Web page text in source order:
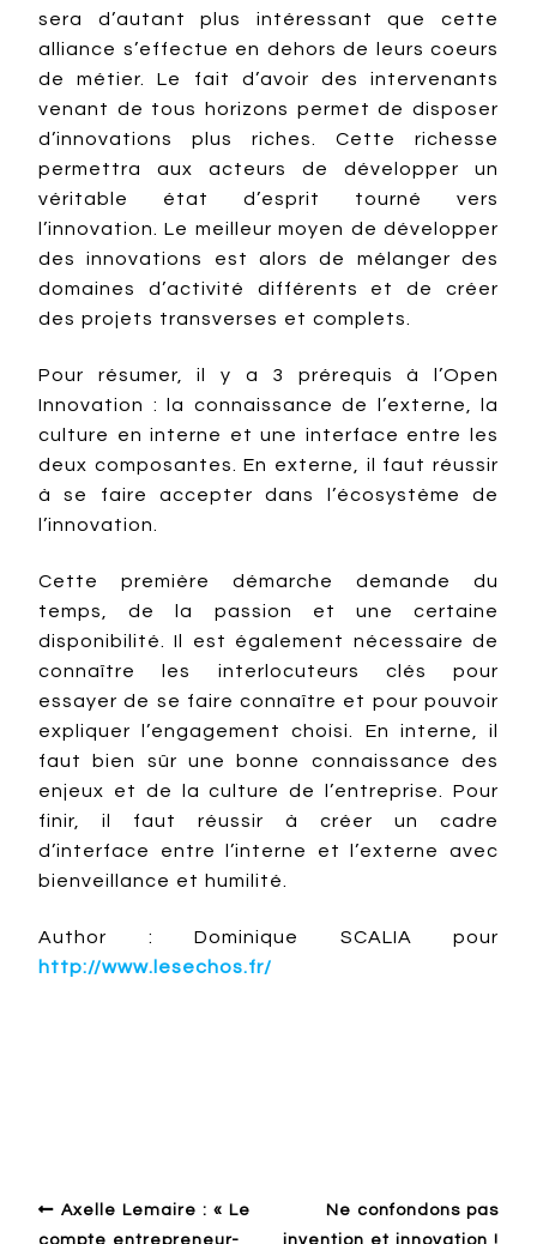
sera d’autant plus intéressant que cette
alliance s’effectue en dehors de leurs coeurs
de métier. Le fait d’avoir des intervenants
venant de tous horizons permet de disposer
d’innovations plus riches. Cette richesse
permettra aux acteurs de développer un
véritable état d’esprit tourné vers
l’innovation. Le meilleur moyen de développer
des innovations est alors de mélanger des
domaines d’activité différents et de créer
des projets transverses et complets.
Pour résumer, il y a 3 prérequis à l’Open
Innovation : la connaissance de l’externe, la
culture en interne et une interface entre les
deux composantes. En externe, il faut réussir
à se faire accepter dans l’écosystème de
l’innovation.
Cette première démarche demande du
temps, de la passion et une certaine
disponibilité. Il est également nécessaire de
connaître les interlocuteurs clés pour
essayer de se faire connaître et pour pouvoir
expliquer l’engagement choisi. En interne, il
faut bien sûr une bonne connaissance des
enjeux et de la culture de l’entreprise. Pour
finir, il faut réussir à créer un cadre
d’interface entre l’interne et l’externe avec
bienveillance et humilité.
Author : Dominique SCALIA pour
http://www.lesechos.fr/
Axelle Lemaire : « Le
compte entrepreneur-
Ne confondons pas
invention et innovation !